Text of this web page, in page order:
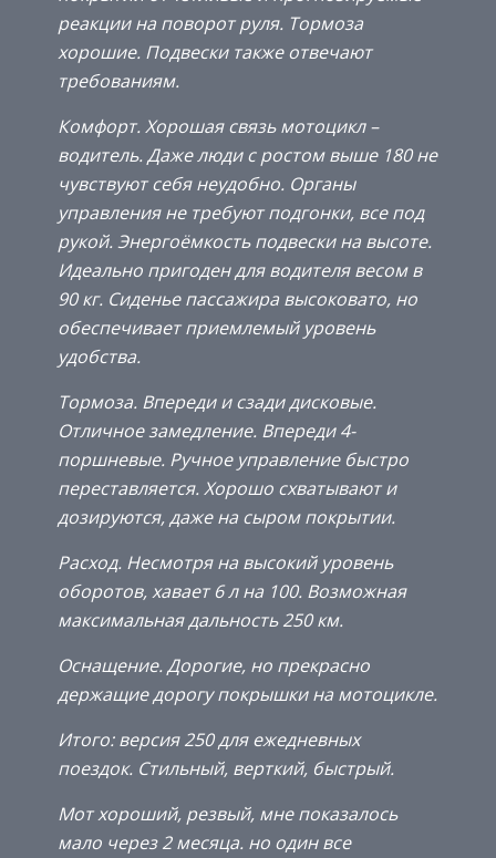
реакции на поворот руля. Тормоза
хорошие. Подвески также отвечают
требованиям.
Комфорт. Хорошая связь мотоцикл –
водитель. Даже люди с ростом выше 180 не
чувствуют себя неудобно. Органы
управления не требуют подгонки, все под
рукой. Энергоёмкость подвески на высоте.
Идеально пригоден для водителя весом в
90 кг. Сиденье пассажира высоковато, но
обеспечивает приемлемый уровень
удобства.
Тормоза. Впереди и сзади дисковые.
Отличное замедление. Впереди 4-
поршневые. Ручное управление быстро
переставляется. Хорошо схватывают и
дозируются, даже на сыром покрытии.
Расход. Несмотря на высокий уровень
оборотов, хавает 6 л на 100. Возможная
максимальная дальность 250 км.
Оснащение. Дорогие, но прекрасно
держащие дорогу покрышки на мотоцикле.
Итого: версия 250 для ежедневных
поездок. Стильный, верткий, быстрый.
Мот хороший, резвый, мне показалось
мало через 2 месяца. но один все